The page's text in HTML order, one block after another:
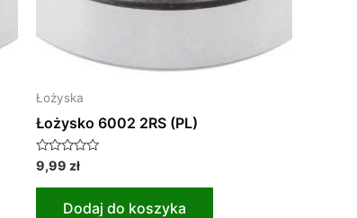
Łożyska
Łożysko 6002 2RS (PL)
Oceniono
na
9,99 zł
Dodaj do koszyka